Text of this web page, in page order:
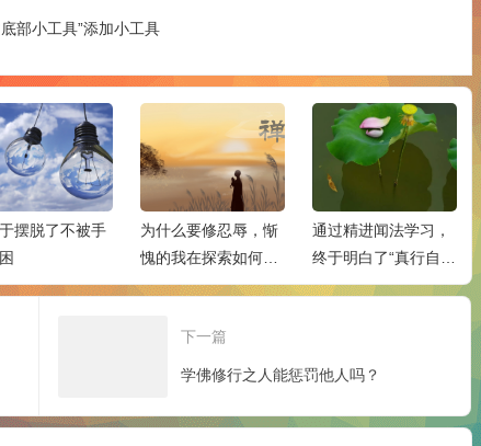
部小工具”添加小工具
摆脱了不被手
为什么要修忍辱，惭
愧的我在探索如何
修？
通过精进闻法学习，
终于明白了“真行自己
错”
下一篇
学佛修行之人能惩罚他人吗？